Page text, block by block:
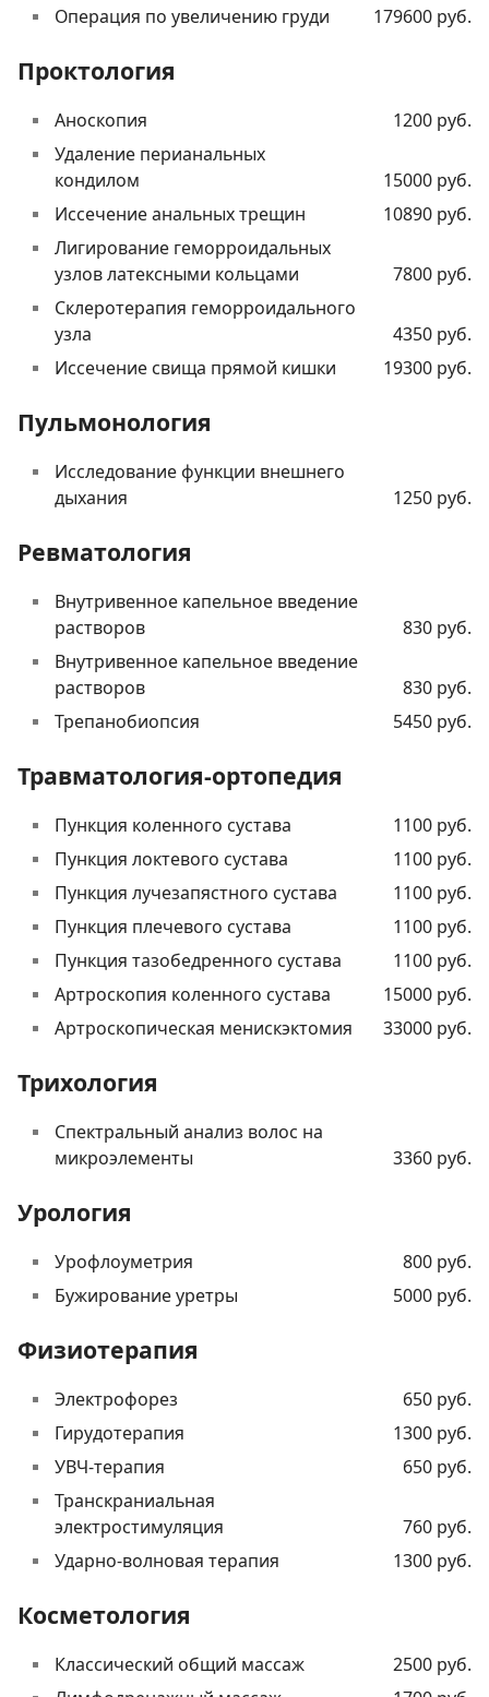
Операция по увеличению груди
179600 руб.
Проктология
Аноскопия
1200 руб.
Удаление перианальных
кондилом
15000 руб.
Иссечение анальных трещин
10890 руб.
Лигирование геморроидальных
узлов латексными кольцами
7800 руб.
Склеротерапия геморроидального
узла
4350 руб.
Иссечение свища прямой кишки
19300 руб.
Пульмонология
Исследование функции внешнего
дыхания
1250 руб.
Ревматология
Внутривенное капельное введение
растворов
830 руб.
Внутривенное капельное введение
растворов
830 руб.
Трепанобиопсия
5450 руб.
Травматология-ортопедия
Пункция коленного сустава
1100 руб.
Пункция локтевого сустава
1100 руб.
Пункция лучезапястного сустава
1100 руб.
Пункция плечевого сустава
1100 руб.
Пункция тазобедренного сустава
1100 руб.
Артроскопия коленного сустава
15000 руб.
Артроскопическая менискэктомия
33000 руб.
Трихология
Спектральный анализ волос на
микроэлементы
3360 руб.
Урология
Урофлоуметрия
800 руб.
Бужирование уретры
5000 руб.
Физиотерапия
Электрофорез
650 руб.
Гирудотерапия
1300 руб.
УВЧ-терапия
650 руб.
Транскраниальная
электростимуляция
760 руб.
Ударно-волновая терапия
1300 руб.
Косметология
Классический общий массаж
2500 руб.